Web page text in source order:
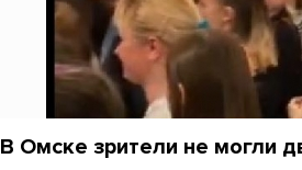
В Омске зрители не могли